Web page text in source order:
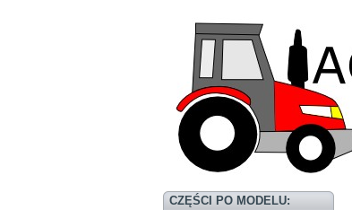
CZĘŚCI PO MODELU: